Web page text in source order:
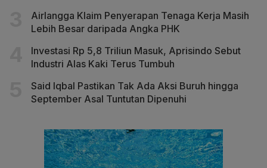
Airlangga Klaim Penyerapan Tenaga Kerja Masih
Lebih Besar daripada Angka PHK
Investasi Rp 5,8 Triliun Masuk, Aprisindo Sebut
Industri Alas Kaki Terus Tumbuh
Said Iqbal Pastikan Tak Ada Aksi Buruh hingga
September Asal Tuntutan Dipenuhi